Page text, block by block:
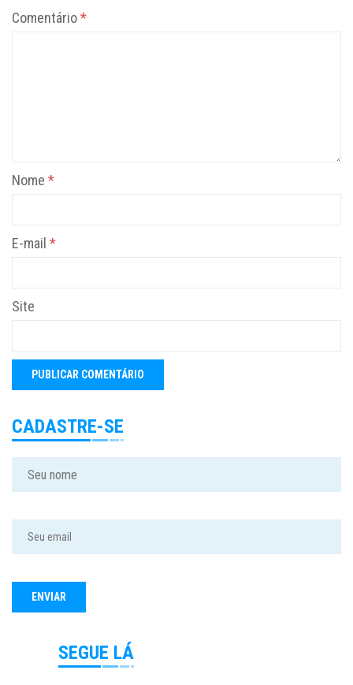
Comentário*
Nome *
E-mail *
Site
CADASTRE-SE
SEGUE LÁ